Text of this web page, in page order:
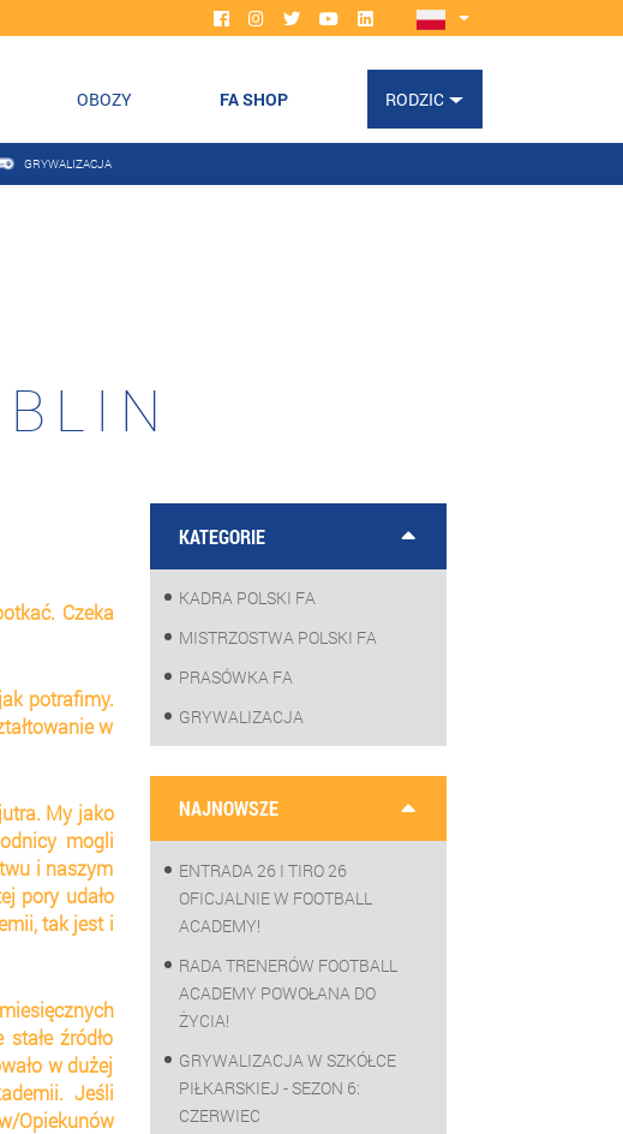
OBOZY FA SHOP RODZIC
GRYWALIZACJA
Czeka
potrafimy.
w
My jako
mogli
i naszym
pory udało
tak jest i
źródło
w dużej
Jeśli
Opiekunów
KATEGORIE
KADRA POLSKI FA
MISTRZOSTWA POLSKI FA
PRASÓWKA FA
GRYWALIZACJA
NAJNOWSZE
ENTRADA 26 I TIRO 26
OFICJALNIE W FOOTBALL
ACADEMY!
RADA TRENERÓW FOOTBALL
ACADEMY POWOŁANA DO
ŻYCIA!
GRYWALIZACJA W SZKÓŁCE
PIŁKARSKIEJ - SEZON 6:
CZERWIEC